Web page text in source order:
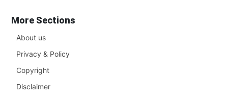
More Sections
About us
Privacy & Policy
Copyright
Disclaimer